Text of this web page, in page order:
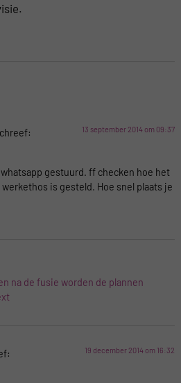
13 september 2014 om 09:37
gestuurd. ff checken hoe het
is gesteld. Hoe snel plaats je
na de fusie worden de plannen
19 december 2014 om 16:32